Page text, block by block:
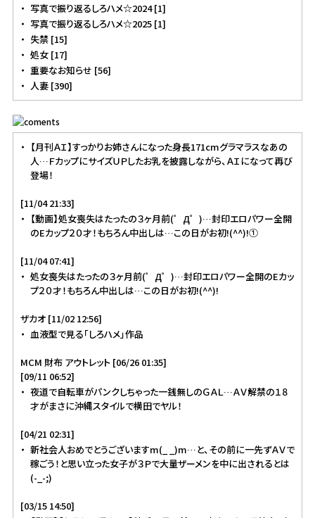
写真で振り返るしろハメ☆2024 [1]
写真で振り返るしろハメ☆2025 [1]
失禁 [15]
処女 [17]
重要なお知らせ [56]
人妻 [390]
【月刊ＡＩ】すっかりお姉さんになった身長171cmグラマラスなあの
人…ＦカップにサイズＵＰしたお乳を披露しながら、ＡＩになって再び
登場！
[11/04 21:33]
【動画】処女喪失はたったの３ヶ月前(゜Д゜)…封印エロパワー全開
のEカップ２０才！もちろん中出しは…この日がお初!(^^)!①
[11/04 07:41]
処女喪失はたったの３ヶ月前(゜Д゜)…封印エロパワー全開のEカッ
プ２０才！もちろん中出しは…この日がお初!(^^)!
ザカオ [11/02 12:56]
血液型で見る「しろハメ」作品
MCM 財布 アウトレット [06/26 01:35]
[09/11 06:52]
夜道で自転車がパンクしちゃった一銭無しのＧＡＬ…ＡＶ解禁の１８
才がまさに沖縄スタイルで横田でヤル！
[04/21 02:31]
新社会人おめでとうございますm(_ _)m…と、その前に一先ずＡＶで
稼ごう！と思い立った女子が３Ｐで大量ザーメンを中に出されるとは
(-_-;)
[03/15 14:50]